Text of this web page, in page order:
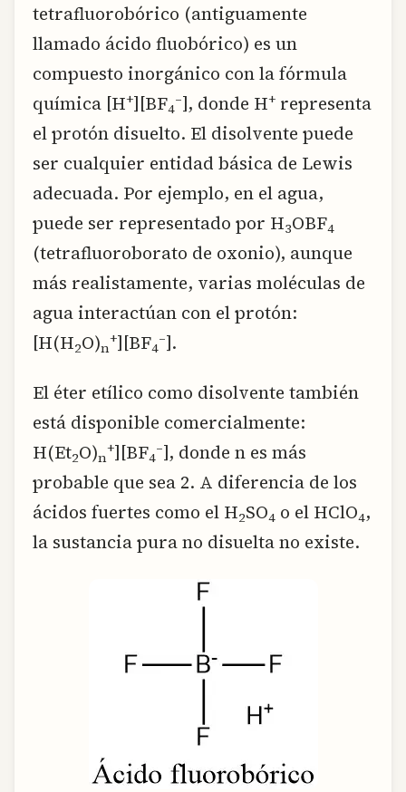
tetrafluorobórico (antiguamente
llamado ácido fluobórico) es un
compuesto inorgánico con la fórmula
química [H+][BF4
–], donde H+ representa
el protón disuelto. El disolvente puede
ser cualquier entidad básica de Lewis
adecuada. Por ejemplo, en el agua,
puede ser representado por H3OBF4
(tetrafluoroborato de oxonio), aunque
más realistamente, varias moléculas de
agua interactúan con el protón:
[H(H2O)n
+][BF4
–].
El éter etílico como disolvente también
está disponible comercialmente:
H(Et2O)n
+][BF4
–], donde n es más
probable que sea 2. A diferencia de los
ácidos fuertes como el H2SO4 o el HClO4,
la sustancia pura no disuelta no existe.